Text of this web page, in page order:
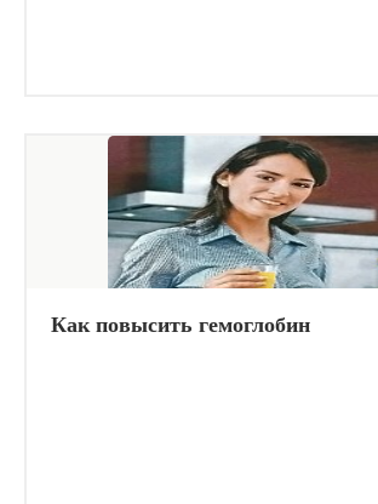
Как повысить гемоглобин